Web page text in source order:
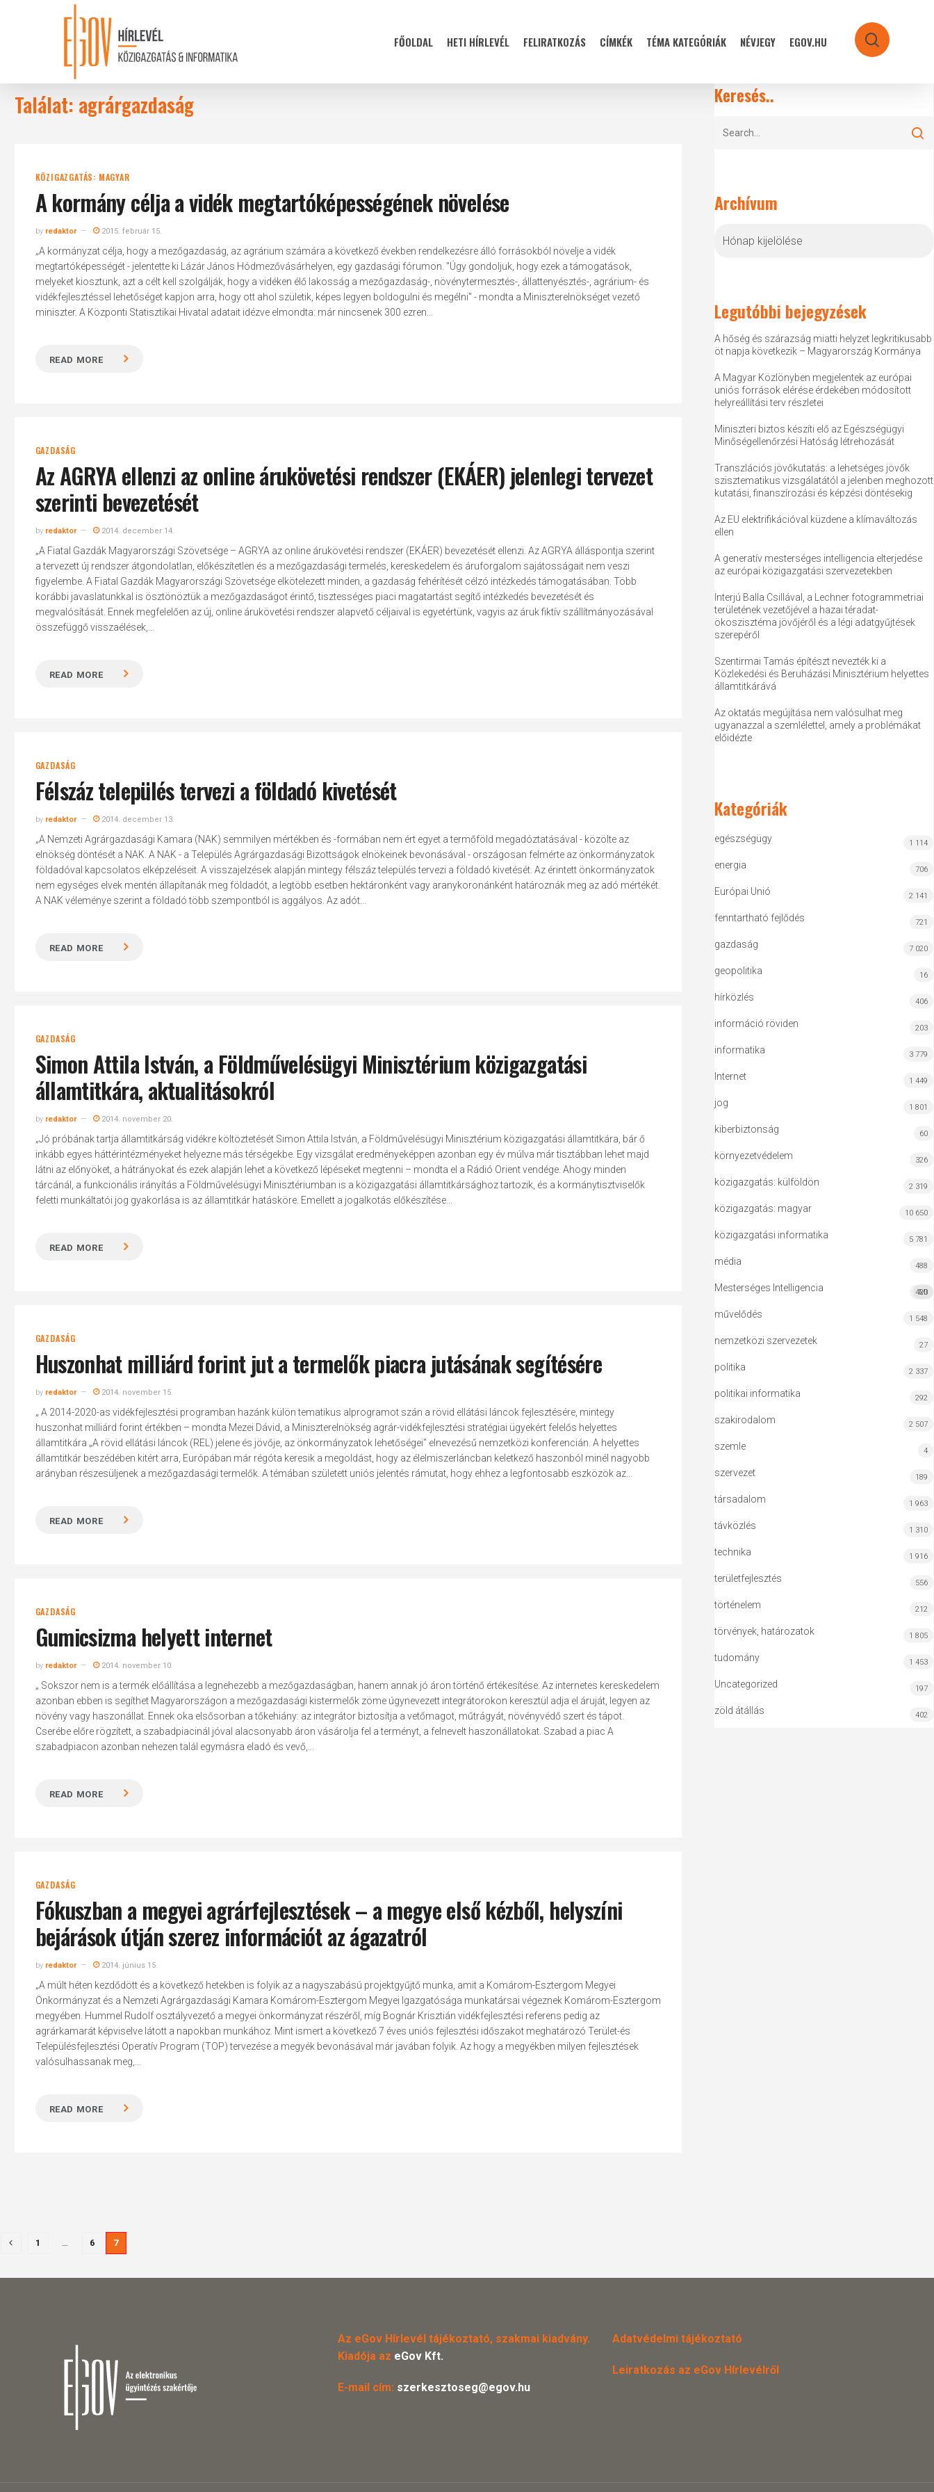
Hit enter to search or ESC to close
FŐOLDAL HETI HÍRLEVÉL FELIRATKOZÁS CÍMKÉK TÉMA KATEGÓRIÁK NÉVJEGY EGOV.HU search
Találat: agrárgazdaság
KÖZIGAZGATÁS: MAGYAR
A kormány célja a vidék megtartóképességének növelése
by redaktor 2015. február 15.
„A kormányzat célja, hogy a mezőgazdaság, az agrárium számára a következő években rendelkezésre álló forrásokból növelje a vidék
megtartóképességét - jelentette ki Lázár János Hódmezővásárhelyen, egy gazdasági fórumon. "Úgy gondoljuk, hogy ezek a támogatások,
melyeket kiosztunk, azt a célt kell szolgálják, hogy a vidéken élő lakosság a mezőgazdaság-, növénytermesztés-, állattenyésztés-, agrárium- és
vidékfejlesztéssel lehetőséget kapjon arra, hogy ott ahol születik, képes legyen boldogulni és megélni" - mondta a Miniszterelnökséget vezető
miniszter. A Központi Statisztikai Hivatal adatait idézve elmondta: már nincsenek 300 ezren...
READ MORE
GAZDASÁG
Az AGRYA ellenzi az online árukövetési rendszer (EKÁER) jelenlegi tervezet
szerinti bevezetését
by redaktor 2014. december 14.
„A Fiatal Gazdák Magyarországi Szövetsége – AGRYA az online árukövetési rendszer (EKÁER) bevezetését ellenzi. Az AGRYA álláspontja szerint
a tervezett új rendszer átgondolatlan, előkészítetlen és a mezőgazdasági termelés, kereskedelem és áruforgalom sajátosságait nem veszi
figyelembe. A Fiatal Gazdák Magyarországi Szövetsége elkötelezett minden, a gazdaság fehérítését célzó intézkedés támogatásában. Több
korábbi javaslatunkkal is ösztönöztük a mezőgazdaságot érintő, tisztességes piaci magatartást segítő intézkedés bevezetését és
megvalósítását. Ennek megfelelően az új, online árukövetési rendszer alapvető céljaival is egyetértünk, vagyis az áruk fiktív szállítmányozásával
összefüggő visszaélések,...
READ MORE
GAZDASÁG
Félszáz település tervezi a földadó kivetését
by redaktor 2014. december 13.
„A Nemzeti Agrárgazdasági Kamara (NAK) semmilyen mértékben és -formában nem ért egyet a termőföld megadóztatásával - közölte az
elnökség döntését a NAK. A NAK - a Település Agrárgazdasági Bizottságok elnökeinek bevonásával - országosan felmérte az önkormányzatok
földadóval kapcsolatos elképzeléseit. A visszajelzések alapján mintegy félszáz település tervezi a földadó kivetését. Az érintett önkormányzatok
nem egységes elvek mentén állapítanák meg földadót, a legtöbb esetben hektáronként vagy aranykoronánként határoznák meg az adó mértékét.
A NAK véleménye szerint a földadó több szempontból is aggályos. Az adót...
READ MORE
GAZDASÁG
Simon Attila István, a Földművelésügyi Minisztérium közigazgatási
államtitkára, aktualitásokról
by redaktor 2014. november 20.
„Jó próbának tartja államtitkárság vidékre költöztetését Simon Attila István, a Földművelésügyi Minisztérium közigazgatási államtitkára, bár ő
inkább egyes háttérintézményeket helyezne más térségekbe. Egy vizsgálat eredményeképpen azonban egy év múlva már tisztábban lehet majd
látni az előnyöket, a hátrányokat és ezek alapján lehet a következő lépéseket megtenni – mondta el a Rádió Orient vendége. Ahogy minden
tárcánál, a funkcionális irányítás a Földművelésügyi Minisztériumban is a közigazgatási államtitkársághoz tartozik, és a kormánytisztviselők
feletti munkáltatói jog gyakorlása is az államtitkár hatásköre. Emellett a jogalkotás előkészítése...
READ MORE
GAZDASÁG
Huszonhat milliárd forint jut a termelők piacra jutásának segítésére
by redaktor 2014. november 15.
„ A 2014-2020-as vidékfejlesztési programban hazánk külön tematikus alprogramot szán a rövid ellátási láncok fejlesztésére, mintegy
huszonhat milliárd forint értékben – mondta Mezei Dávid, a Miniszterelnökség agrár-vidékfejlesztési stratégiai ügyekért felelős helyettes
államtitkára „A rövid ellátási láncok (REL) jelene és jövője, az önkormányzatok lehetőségei” elnevezésű nemzetközi konferencián. A helyettes
államtitkár beszédében kitért arra, Európában már régóta keresik a megoldást, hogy az élelmiszerláncban keletkező haszonból minél nagyobb
arányban részesüljenek a mezőgazdasági termelők. A témában született uniós jelentés rámutat, hogy ehhez a legfontosabb eszközök az...
READ MORE
GAZDASÁG
Gumicsizma helyett internet
by redaktor 2014. november 10.
„ Sokszor nem is a termék előállítása a legnehezebb a mezőgazdaságban, hanem annak jó áron történő értékesítése. Az internetes kereskedelem
azonban ebben is segíthet Magyarországon a mezőgazdasági kistermelők zöme úgynevezett integrátorokon keresztül adja el áruját, legyen az
növény vagy haszonállat. Ennek oka elsősorban a tőkehiány: az integrátor biztosítja a vetőmagot, műtrágyát, növényvédő szert és tápot.
Cserébe előre rögzített, a szabadpiacinál jóval alacsonyabb áron vásárolja fel a terményt, a felnevelt haszonállatokat. Szabad a piac A
szabadpiacon azonban nehezen talál egymásra eladó és vevő,...
READ MORE
GAZDASÁG
Fókuszban a megyei agrárfejlesztések – a megye első kézből, helyszíni
bejárások útján szerez információt az ágazatról
by redaktor 2014. június 15.
„A múlt héten kezdődött és a következő hetekben is folyik az a nagyszabású projektgyűjtő munka, amit a Komárom-Esztergom Megyei
Önkormányzat és a Nemzeti Agrárgazdasági Kamara Komárom-Esztergom Megyei Igazgatósága munkatársai végeznek Komárom-Esztergom
megyében. Hummel Rudolf osztályvezető a megyei önkormányzat részéről, míg Bognár Krisztián vidékfejlesztési referens pedig az
agrárkamarát képviselve látott a napokban munkához. Mint ismert a következő 7 éves uniós fejlesztési időszakot meghatározó Terület-és
Településfejlesztési Operatív Program (TOP) tervezése a megyék bevonásával már javában folyik. Az hogy a megyékben milyen fejlesztések
valósulhassanak meg,...
READ MORE
1 … 6 7
Keresés..
Archívum
Legutóbbi bejegyzések
A hőség és szárazság miatti helyzet legkritikusabb
öt napja következik – Magyarország Kormánya
A Magyar Közlönyben megjelentek az európai
uniós források elérése érdekében módosított
helyreállítási terv részletei
Miniszteri biztos készíti elő az Egészségügyi
Minőségellenőrzési Hatóság létrehozását
Transzlációs jövőkutatás: a lehetséges jövők
szisztematikus vizsgálatától a jelenben meghozott
kutatási, finanszírozási és képzési döntésekig
Az EU elektrifikációval küzdene a klímaváltozás
ellen
A generatív mesterséges intelligencia elterjedése
az európai közigazgatási szervezetekben
Interjú Balla Csillával, a Lechner fotogrammetriai
területének vezetőjével a hazai téradat-
ökoszisztéma jövőjéről és a légi adatgyűjtések
szerepéről
Szentirmai Tamás építészt nevezték ki a
Közlekedési és Beruházási Minisztérium helyettes
államtitkárává
Az oktatás megújítása nem valósulhat meg
ugyanazzal a szemlélettel, amely a problémákat
előidézte
Kategóriák
egészségügy 1 114
energia 706
Európai Unió 2 141
fenntartható fejlődés 721
gazdaság 7 020
geopolitika 16
hírközlés 406
információ röviden 203
informatika 3 779
Internet 1 449
jog 1 801
kiberbiztonság 60
környezetvédelem 326
közigazgatás: külföldön 2 319
közigazgatás: magyar 10 650
közigazgatási informatika 5 781
média 488
Mesterséges Intelligencia MI
420
művelődés 1 548
nemzetközi szervezetek 27
politika 2 337
politikai informatika 292
szakirodalom 2 507
szemle 4
szervezet 189
társadalom 1 963
távközlés 1 310
technika 1 916
területfejlesztés 556
történelem 212
törvények, határozatok 1 805
tudomány 1 453
Uncategorized 197
zöld átállás 402
Az eGov Hírlevél tájékoztató, szakmai kiadvány.
Kiadója az eGov Kft.
E-mail cím: szerkesztoseg@egov.hu
Adatvédelmi tájékoztató
Leiratkozás az eGov Hírlevélről